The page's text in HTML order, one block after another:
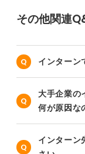
その他関連
インターン
大手企業の
何が原因な
インターン